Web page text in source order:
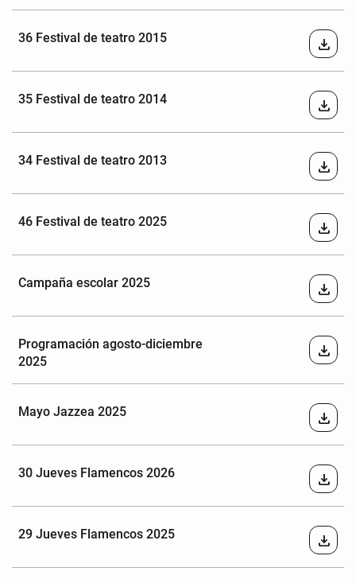
36 Festival de teatro 2015 download
35 Festival de teatro 2014 download
34 Festival de teatro 2013 download
46 Festival de teatro 2025 download
Campaña escolar 2025 download
Programación agosto-diciembre
2025
download
Mayo Jazzea 2025 download
30 Jueves Flamencos 2026 download
29 Jueves Flamencos 2025 download